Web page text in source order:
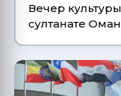
Вечер
султанате